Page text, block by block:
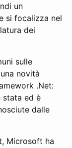
un
si focalizza nel
dei
sulle
novità
.Net:
stata ed è
dalle
Microsoft ha